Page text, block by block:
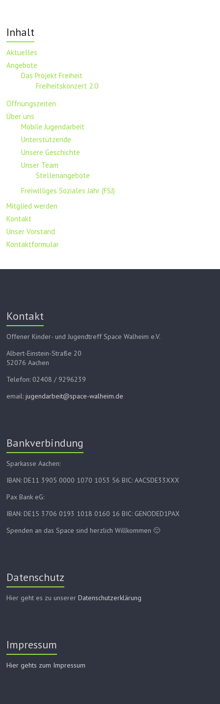
Inhalt
Aktuelles
Angebote
Das Projekt Freiheit
Freiheitskonzert 2.0
Öffnungszeiten
Über uns
Mobile Jugendarbeit
Unterstützende
Unsere Geschichte
Unser Team
Stellenangebote
Freiwilliges Soziales Jahr (FSJ)
Mitglied werden
Kontakt
Unser Vorstand
Kontaktformular
Kontakt
Offener Kinder- und Jugendtreff Space Walheim e.V.
Albert-Einstein-Straße 20
52076 Aachen
Telefon: 02408 / 9296239
email:jugendarbeit@space-walheim.de
Bankverbindung
Sparkasse Aachen:
IBAN: DE11 3905 0000 1070 1053 56 BIC: AACSDE33XXX
Pax Bank eG:
IBAN: DE15 3706 0193 1018 0160 16 BIC: GENODED1PAX
Spenden an das Space sind herzlich Willkommen 🙂
Datenschutz
Hier geht es zu unsererDatenschutzerklärung
Impressum
Hier gehts zum Impressum